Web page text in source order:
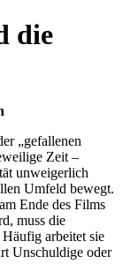
die
„gefallenen
Zeit –
unweigerlich
Umfeld bewegt.
Ende des Films
muss die
arbeitet sie
Unschuldige oder